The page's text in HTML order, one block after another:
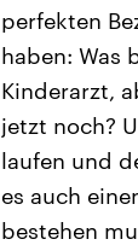
perfekten
haben: Was
Kinderarzt,
jetzt noch?
laufen und
es auch
bestehen